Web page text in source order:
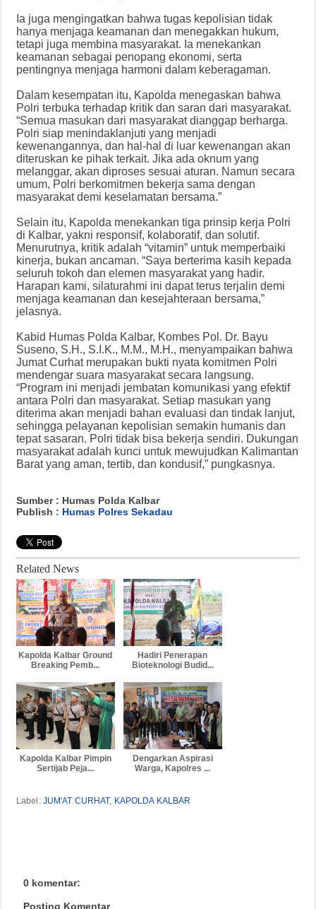
Ia juga mengingatkan bahwa tugas kepolisian tidak
hanya menjaga keamanan dan menegakkan hukum,
tetapi juga membina masyarakat. Ia menekankan
keamanan sebagai penopang ekonomi, serta
pentingnya menjaga harmoni dalam keberagaman.
Dalam kesempatan itu, Kapolda menegaskan bahwa
Polri terbuka terhadap kritik dan saran dari masyarakat.
“Semua masukan dari masyarakat dianggap berharga.
Polri siap menindaklanjuti yang menjadi
kewenangannya, dan hal-hal di luar kewenangan akan
diteruskan ke pihak terkait. Jika ada oknum yang
melanggar, akan diproses sesuai aturan. Namun secara
umum, Polri berkomitmen bekerja sama dengan
masyarakat demi keselamatan bersama.”
Selain itu, Kapolda menekankan tiga prinsip kerja Polri
di Kalbar, yakni responsif, kolaboratif, dan solutif.
Menurutnya, kritik adalah “vitamin” untuk memperbaiki
kinerja, bukan ancaman. “Saya berterima kasih kepada
seluruh tokoh dan elemen masyarakat yang hadir.
Harapan kami, silaturahmi ini dapat terus terjalin demi
menjaga keamanan dan kesejahteraan bersama,”
jelasnya.
Kabid Humas Polda Kalbar, Kombes Pol. Dr. Bayu
Suseno, S.H., S.I.K., M.M., M.H., menyampaikan bahwa
Jumat Curhat merupakan bukti nyata komitmen Polri
mendengar suara masyarakat secara langsung.
“Program ini menjadi jembatan komunikasi yang efektif
antara Polri dan masyarakat. Setiap masukan yang
diterima akan menjadi bahan evaluasi dan tindak lanjut,
sehingga pelayanan kepolisian semakin humanis dan
tepat sasaran. Polri tidak bisa bekerja sendiri. Dukungan
masyarakat adalah kunci untuk mewujudkan Kalimantan
Barat yang aman, tertib, dan kondusif,” pungkasnya.
Sumber : Humas Polda Kalbar
Publish : Humas Polres Sekadau
Related News
Kapolda Kalbar Ground
Breaking Pemb...
Hadiri Penerapan
Bioteknologi Budid...
Kapolda Kalbar Pimpin
Sertijab Peja...
Dengarkan Aspirasi
Warga, Kapolres ...
Label: JUM'AT CURHAT, KAPOLDA KALBAR
0 komentar:
Posting Komentar